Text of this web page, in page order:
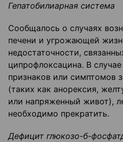
Гепатобилиарная система
Сообщалось о случаях
печени и угрожающей
недостаточности,
ципрофлоксацина. В
признаков или симптомов
(таких как анорексия,
или напряженный живот),
необходимо прекратить.
Дефицит глюкозо-б-